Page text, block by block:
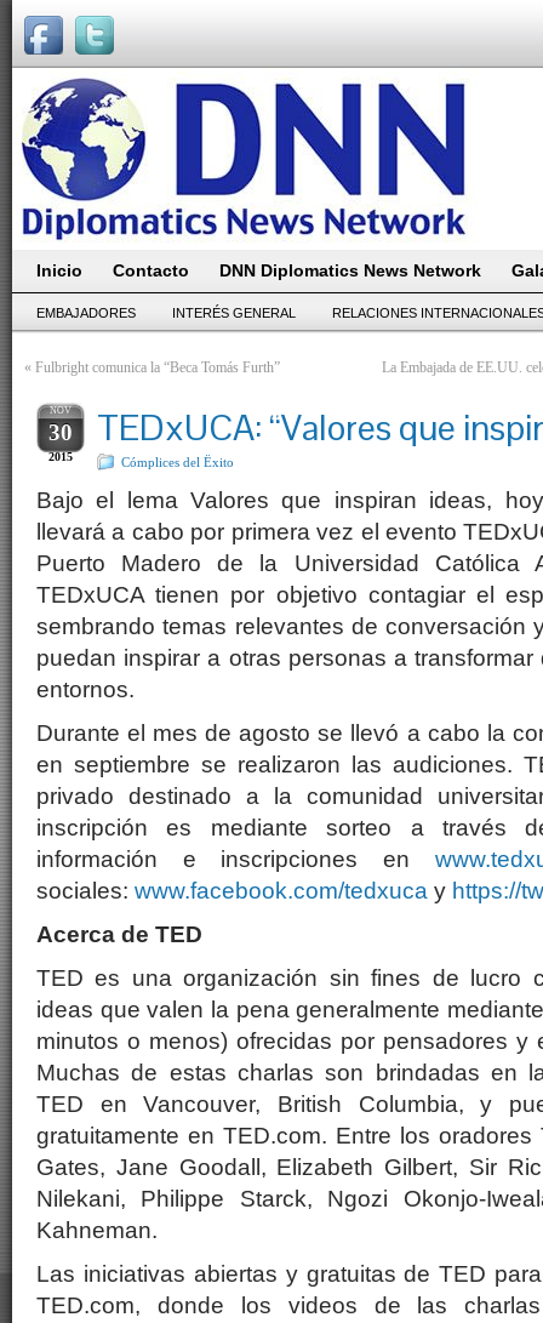
Inicio Contacto DNN Diplomatics News Network
EMBAJADORES INTERÉS GENERAL RELACIONES
« Fulbright comunica la “Beca Tomás Furth” La Embajada de EE.UU.
NOV
30
2015
TEDxUCA: “Valores que
Cómplices del Ëxito
Bajo el lema Valores que inspiran ideas,
llevará a cabo por primera vez el evento
Puerto Madero de la Universidad Católica
TEDxUCA tienen por objetivo contagiar el
sembrando temas relevantes de conversación
puedan inspirar a otras personas a
entornos.
Durante el mes de agosto se llevó a cabo la
en septiembre se realizaron las audiciones.
privado destinado a la comunidad
inscripción es mediante sorteo a través
información e inscripciones en
sociales: www.facebook.com/tedxuca y https://
Acerca de TED
TED es una organización sin fines de lucro
ideas que valen la pena generalmente
minutos o menos) ofrecidas por pensadores y
Muchas de estas charlas son brindadas en
TED en Vancouver, British Columbia, y
gratuitamente en TED.com. Entre los
Gates, Jane Goodall, Elizabeth Gilbert, Sir
Nilekani, Philippe Starck, Ngozi Okonjo-
Kahneman.
Las iniciativas abiertas y gratuitas de TED
TED.com, donde los videos de las